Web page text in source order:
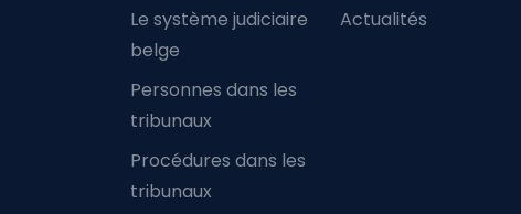
Le système judiciaire
belge
Personnes dans les
tribunaux
Procédures dans les
tribunaux
Actualités